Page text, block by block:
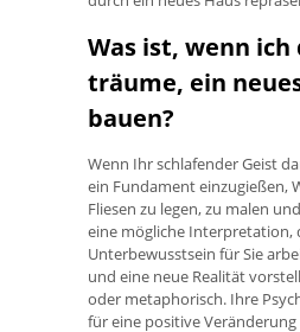
Was ist, wenn ich
träume, ein
bauen?
Wenn Ihr schlafender Geist
ein Fundament einzugießen,
Fliesen zu legen, zu malen
eine mögliche Interpretation,
Unterbewusstsein für Sie
und eine neue Realität
oder metaphorisch. Ihre
für eine positive